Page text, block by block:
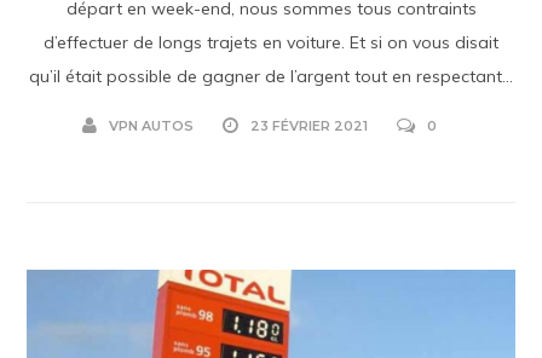
départ en week-end, nous sommes tous contraints
d’effectuer de longs trajets en voiture. Et si on vous disait
qu’il était possible de gagner de l’argent tout en respectant...
VPN AUTOS 23 FÉVRIER 2021 0